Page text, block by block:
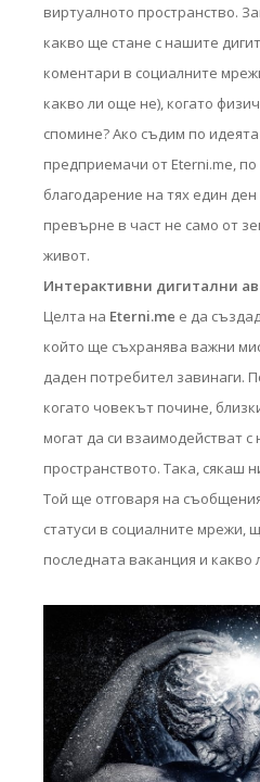
виртуалното пространство.
какво ще стане с нашите
коментари в социалните
какво ли още не), когато
спомине? Ако съдим по
предприемачи от Eterni.me, по
благодарение на тях един
превърне в част не само от
живот.
Интерактивни дигитални
Целта на Eterni.me е да
който ще съхранява важни
даден потребител завинаги.
когато човекът почине,
могат да си взаимодействат с
пространството. Така, сякаш
Той ще отговаря на
статуси в социалните мрежи,
последната ваканция и какво